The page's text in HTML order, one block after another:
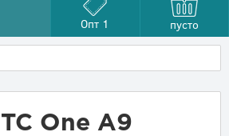
Опт 1 пусто
One A9